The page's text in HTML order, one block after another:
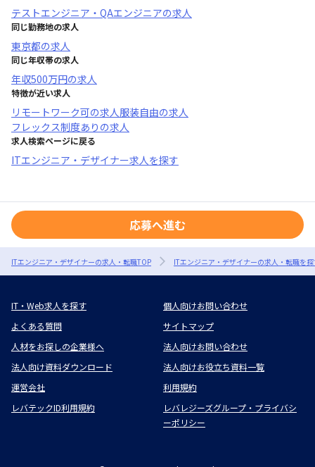
テストエンジニア・QAエンジニアの求人
同じ勤務地の求人
東京都の求人
同じ年収帯の求人
年収500万円の求人
特徴が近い求人
リモートワーク可の求人服装自由の求人
フレックス制度あり の求人
求人検索ページに戻る
ITエンジニア・デザイナー求人を探す
応募へ進む
ITエンジニア・デザイナーの求人・転職TOP ITエンジニア・デザイナーの求人・転職を
IT・Web求人を探す
個人向けお問い合わせ
よくある質問
サイトマップ
人材をお探しの企業様へ
法人向けお問い合わせ
法人向け資料ダウンロード
法人向けお役立ち資料一覧
運営会社
利用規約
レバテックID利用規約
レバレジーズグループ・プライバシ
ーポリシー